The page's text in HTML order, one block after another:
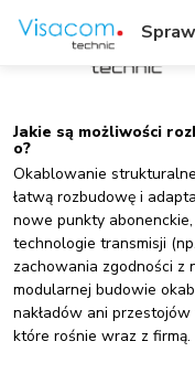
Jakie są możliwości
o?
Okablowanie
łatwą rozbudowę i
nowe punkty
technologie transmisji
zachowania zgodności z
modularnej budowie
nakładów ani
które rośnie wraz z firmą.